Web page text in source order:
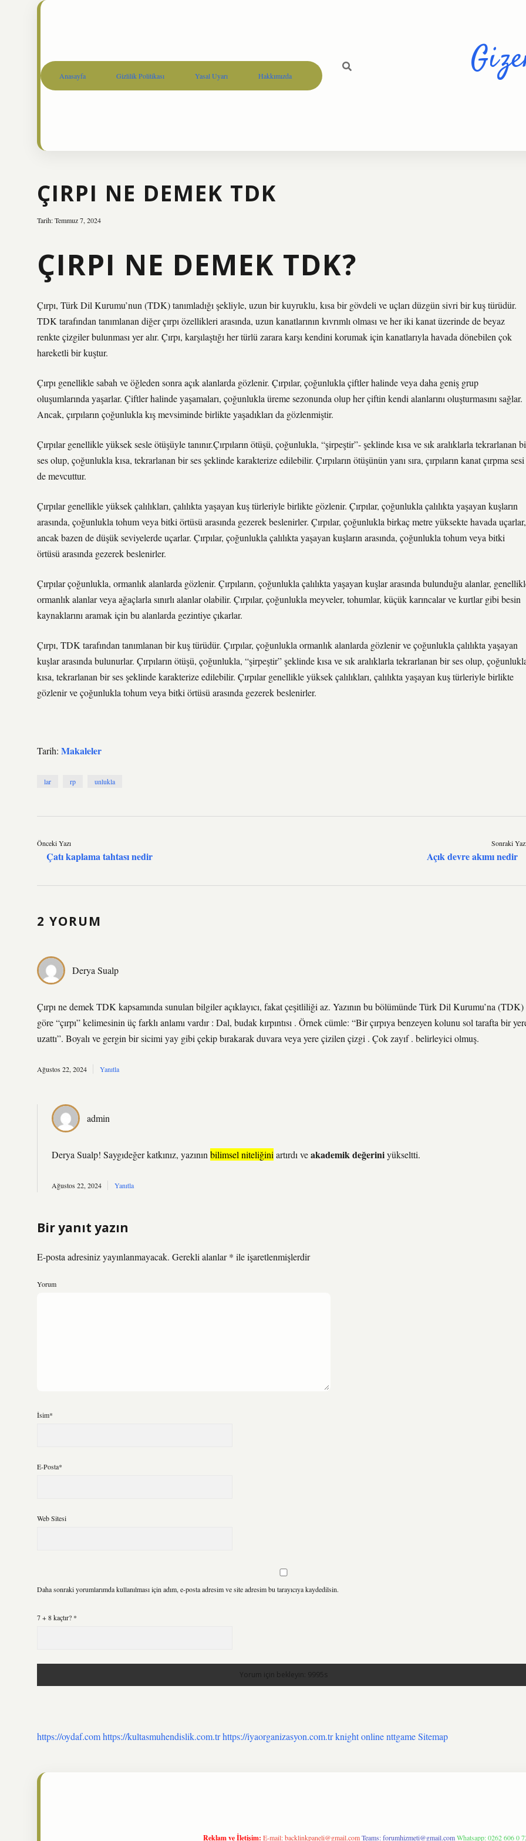
Anasayfa Gizlilik Politikası Yasal Uyarı Hakkımızda
ÇIRPI NE DEMEK TDK
Tarih: Temmuz 7, 2024
ÇIRPI NE DEMEK TDK?
Çırpı, Türk Dil Kurumu’nun (TDK) tanımladığı şekliyle, uzun bir kuyruklu, kısa bir gövdeli ve uçları düzgün sivri bir kuş türüdür.
TDK tarafından tanımlanan diğer çırpı özellikleri arasında, uzun kanatlarının kıvrımlı olması ve her iki kanat üzerinde de beyaz
renkte çizgiler bulunması yer alır. Çırpı, karşılaştığı her türlü zarara karşı kendini korumak için kanatlarıyla havada dönebilen çok
hareketli bir kuştur.
Çırpı genellikle sabah ve öğleden sonra açık alanlarda gözlenir. Çırpılar, çoğunlukla çiftler halinde veya daha geniş grup
oluşumlarında yaşarlar. Çiftler halinde yaşamaları, çoğunlukla üreme sezonunda olup her çiftin kendi alanlarını oluşturmasını sağlar.
Ancak, çırpıların çoğunlukla kış mevsiminde birlikte yaşadıkları da gözlenmiştir.
Çırpılar genellikle yüksek sesle ötüşüyle tanınır.Çırpıların ötüşü, çoğunlukla, “şirpeştir”- şeklinde kısa ve sık aralıklarla tekrarlanan
ses olup, çoğunlukla kısa, tekrarlanan bir ses şeklinde karakterize edilebilir. Çırpıların ötüşünün yanı sıra, çırpıların kanat çırpma sesi
de mevcuttur.
Çırpılar genellikle yüksek çalılıkları, çalılıkta yaşayan kuş türleriyle birlikte gözlenir. Çırpılar, çoğunlukla çalılıkta yaşayan kuşların
arasında, çoğunlukla tohum veya bitki örtüsü arasında gezerek beslenirler. Çırpılar, çoğunlukla birkaç metre yüksekte havada uçarlar,
ancak bazen de düşük seviyelerde uçarlar. Çırpılar, çoğunlukla çalılıkta yaşayan kuşların arasında, çoğunlukla tohum veya bitki
örtüsü arasında gezerek beslenirler.
Çırpılar çoğunlukla, ormanlık alanlarda gözlenir. Çırpıların, çoğunlukla çalılıkta yaşayan kuşlar arasında bulunduğu alanlar,
ormanlık alanlar veya ağaçlarla sınırlı alanlar olabilir. Çırpılar, çoğunlukla meyveler, tohumlar, küçük karıncalar ve kurtlar gibi besin
kaynaklarını aramak için bu alanlarda gezintiye çıkarlar.
Çırpı, TDK tarafından tanımlanan bir kuş türüdür. Çırpılar, çoğunlukla ormanlık alanlarda gözlenir ve çoğunlukla çalılıkta yaşayan
kuşlar arasında bulunurlar. Çırpıların ötüşü, çoğunlukla, “şirpeştir” şeklinde kısa ve sık aralıklarla tekrarlanan bir ses olup,
kısa, tekrarlanan bir ses şeklinde karakterize edilebilir. Çırpılar genellikle yüksek çalılıkları, çalılıkta yaşayan kuş türleriyle birlikte
gözlenir ve çoğunlukla tohum veya bitki örtüsü arasında gezerek beslenirler.
Tarih: Makaleler
lar rp unlukla
Önceki Yazı
Çatı kaplama tahtası nedir
Sonraki
Açık devre akımı nedir
2 YORUM
Derya Sualp
Çırpı ne demek TDK kapsamında sunulan bilgiler açıklayıcı, fakat çeşitliliği az. Yazının bu bölümünde Türk Dil Kurumu’na (TDK)
göre “çırpı” kelimesinin üç farklı anlamı vardır : Dal, budak kırpıntısı . Örnek cümle: “Bir çırpıya benzeyen kolunu sol tarafta bir
uzattı”. Boyalı ve gergin bir sicimi yay gibi çekip bırakarak duvara veya yere çizilen çizgi . Çok zayıf . belirleyici olmuş.
Ağustos 22, 2024 Yanıtla
admin
Derya Sualp! Saygıdeğer katkınız, yazının bilimsel niteliğini artırdı veakademik değeriniyükseltti.
Ağustos 22, 2024 Yanıtla
Bir yanıt yazın
E-posta adresiniz yayınlanmayacak. Gerekli alanlar* ile işaretlenmişlerdir
Yorum
İsim*
E-Posta*
Web Sitesi
Daha sonraki yorumlarımda kullanılması için adım, e-posta adresim ve site adresim bu tarayıcıya kaydedilsin.
7 + 8 kaçtır? *
https://oydaf.comhttps://kultasmuhendislik.com.trhttps://iyaorganizasyon.com.trknight onlinenttgameSitemap
Reklam ve İletişim: E-mail:backlinkpaneli@gmail.comTeams:forumhizmeti@gmail.comWhatsapp: 0262 606 0